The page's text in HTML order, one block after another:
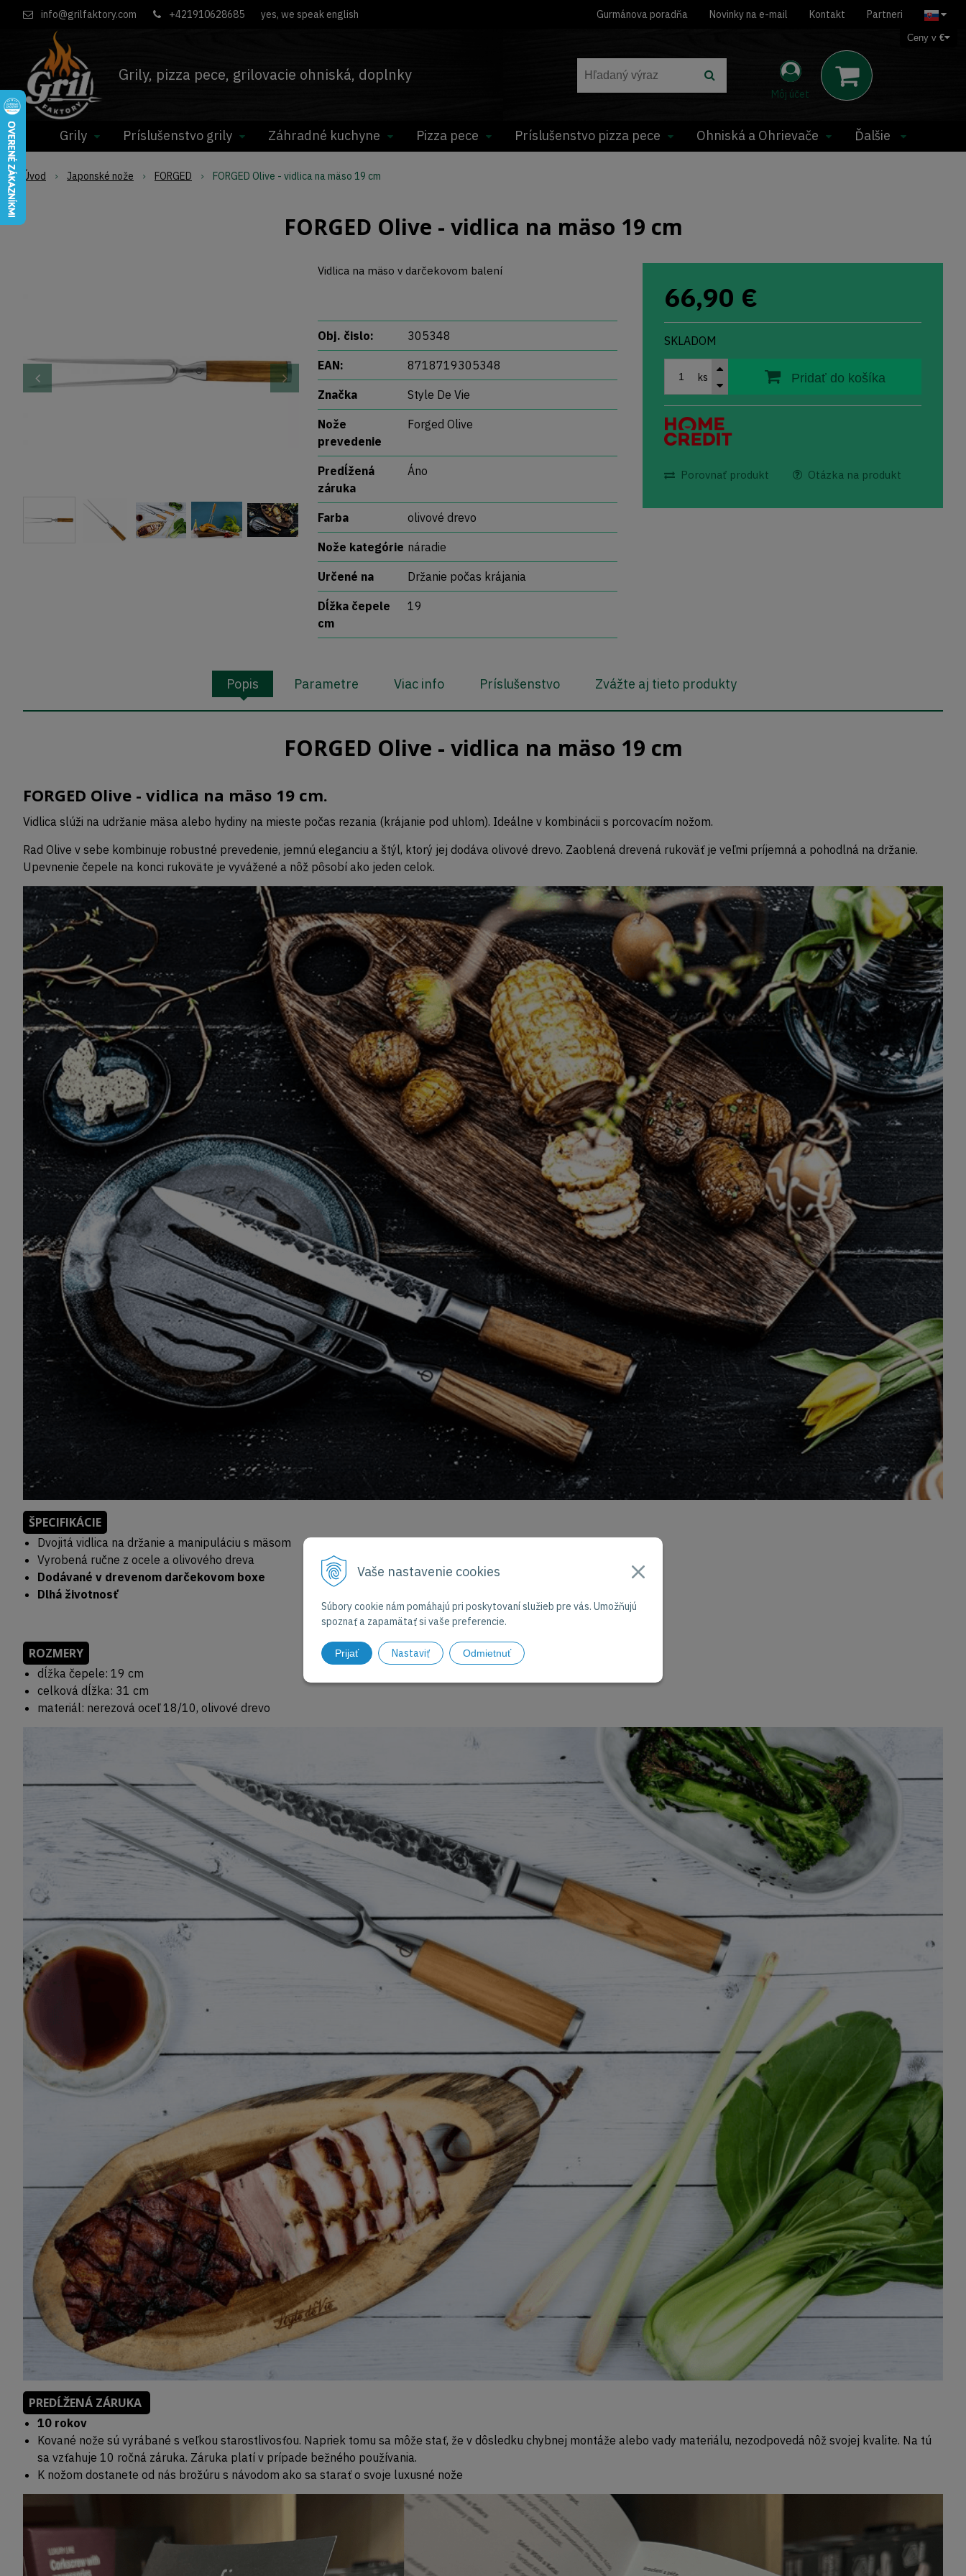
Vaše nastavenie cookies
Súbory cookie nám pomáhajú pri poskytovaní služieb pre vás. Umožňujú
spoznať a zapamätať si vaše preferencie.
Prijať Nastaviť Odmietnuť
Grily, pizza pece, grilovacie ohniská, doplnky
info@grilfaktory.com +421910628685 yes, we speak english Gurmánova poradňa Novinky na e-mail Kontakt Partneri
Môj účet
Ceny v €
Grily Príslušenstvo grily Záhradné kuchyne Pizza pece Príslušenstvo pizza pece Ohniská a Ohrievače Ďalšie
Úvod Japonské nože FORGED FORGED Olive - vidlica na mäso 19 cm
FORGED Olive - vidlica na mäso 19 cm
66,90 €
SKLADOM
ks Pridať do košíka
Porovnať produkt Otázka na produkt
Vidlica na mäso v darčekovom balení
Obj. čislo: 305348
EAN: 8718719305348
Značka Style De Vie
Nože
prevedenie
Forged Olive
Predĺžená
záruka
Áno
Farba olivové drevo
Nože kategórie náradie
Určené na Držanie počas krájania
Dĺžka čepele
cm
19
Popis Parametre Viac info Príslušenstvo Zvážte aj tieto produkty
FORGED Olive - vidlica na mäso 19 cm
FORGED Olive - vidlica na mäso 19 cm.
Vidlica slúži na udržanie mäsa alebo hydiny na mieste počas rezania (krájanie pod uhlom). Ideálne v kombinácii s porcovacím nožom.
Rad Olive v sebe kombinuje robustné prevedenie, jemnú eleganciu a štýl, ktorý jej dodáva olivové drevo. Zaoblená drevená rukoväť je veľmi príjemná a pohodlná na držanie.
Upevnenie čepele na konci rukoväte je vyvážené a nôž pôsobí ako jeden celok.
ŠPECIFIKÁCIE
Dvojitá vidlica na držanie a manipuláciu s mäsom
Vyrobená ručne z ocele a olivového dreva
Dodávané v drevenom darčekovom boxe
Dlhá životnosť
ROZMERY
dĺžka čepele: 19 cm
celková dĺžka: 31 cm
materiál: nerezová oceľ 18/10, olivové drevo
PREDĹŽENÁ ZÁRUKA
10 rokov
Kované nože sú vyrábané s veľkou starostlivosťou. Napriek tomu sa môže stať, že v dôsledku chybnej montáže alebo vady materiálu, nezodpovedá nôž svojej kvalite. Na tú
sa vzťahuje 10 ročná záruka. Záruka platí v prípade bežného používania.
K nožom dostanete od nás brožúru s návodom ako sa starať o svoje luxusné nože